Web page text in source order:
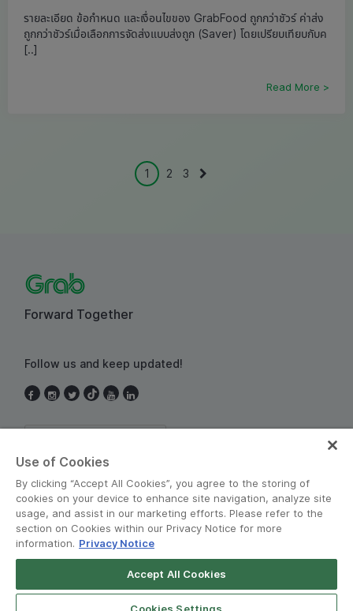
รายละเอียด ข้อกำหนด และเงื่อนไขของ GrabFood ถูกกว่าชัวร์ ค่าส่ง
ถูกกว่าชัวร์เมื่อเลือกการจัดส่งแบบส่งถูก (Saver) โดยเปรียบเทียบกับค
[..]
Read More >
1 2 3
Forward Together
Follow us and keep updated!
© Grab 2010 - 2026
Use of Cookies
By clicking “Accept All Cookies”, you agree to the storing of
cookies on your device to enhance site navigation, analyze site
usage, and assist in our marketing efforts. Please refer to the
section on Cookies within our Privacy Notice for more
information. Privacy Notice
Accept All Cookies